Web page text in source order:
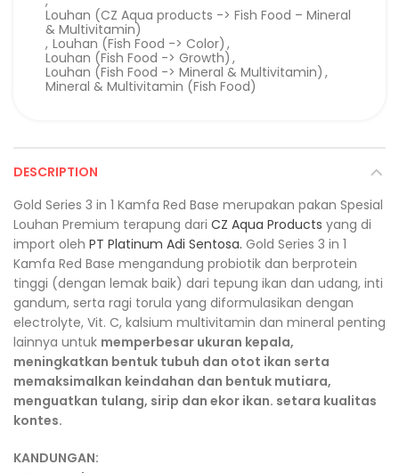
Louhan (CZ Aqua products -> Fish Food – Mineral
& Multivitamin)
, Louhan (Fish Food -> Color) ,
Louhan (Fish Food -> Growth) ,
Louhan (Fish Food -> Mineral & Multivitamin) ,
Mineral & Multivitamin (Fish Food)
DESCRIPTION
Gold Series 3 in 1 Kamfa Red Base merupakan pakan Spesial
Louhan Premium terapung dari CZ Aqua Products yang di
import oleh PT Platinum Adi Sentosa. Gold Series 3 in 1
Kamfa Red Base mengandung probiotik dan berprotein
tinggi (dengan lemak baik) dari tepung ikan dan udang, inti
gandum, serta ragi torula yang diformulasikan dengan
electrolyte, Vit. C, kalsium multivitamin dan mineral penting
lainnya untuk memperbesar ukuran kepala,
meningkatkan bentuk tubuh dan otot ikan serta
memaksimalkan keindahan dan bentuk mutiara,
menguatkan tulang, sirip dan ekor ikan. setara kualitas
kontes.
KANDUNGAN: